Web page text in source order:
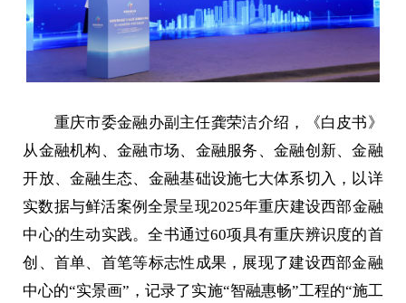
重庆市委金融办副主任龚荣洁介绍，《白皮书》
从金融机构、金融市场、金融服务、金融创新、金融
开放、金融生态、金融基础设施七大体系切入，以详
实数据与鲜活案例全景呈现2025年重庆建设西部金融
中心的生动实践。全书通过60项具有重庆辨识度的首
创、首单、首笔等标志性成果，展现了建设西部金融
中心的“实景画”，记录了实施“智融惠畅”工程的“施工